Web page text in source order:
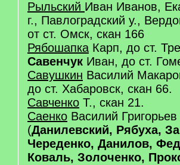
Рыльский Иван Иванов,
г., Павлоградский у.,
от ст. Омск, скан 166
Рябошапка Карп, до ст.
Савенчук Иван, до ст.
Савушкин Василий
до ст. Хабаровск, скан 66.
Савченко Т., скан 21.
Саенко Василий
(Данилевский, Рябуха,
Череденко, Данилов,
Коваль, Золоченко,